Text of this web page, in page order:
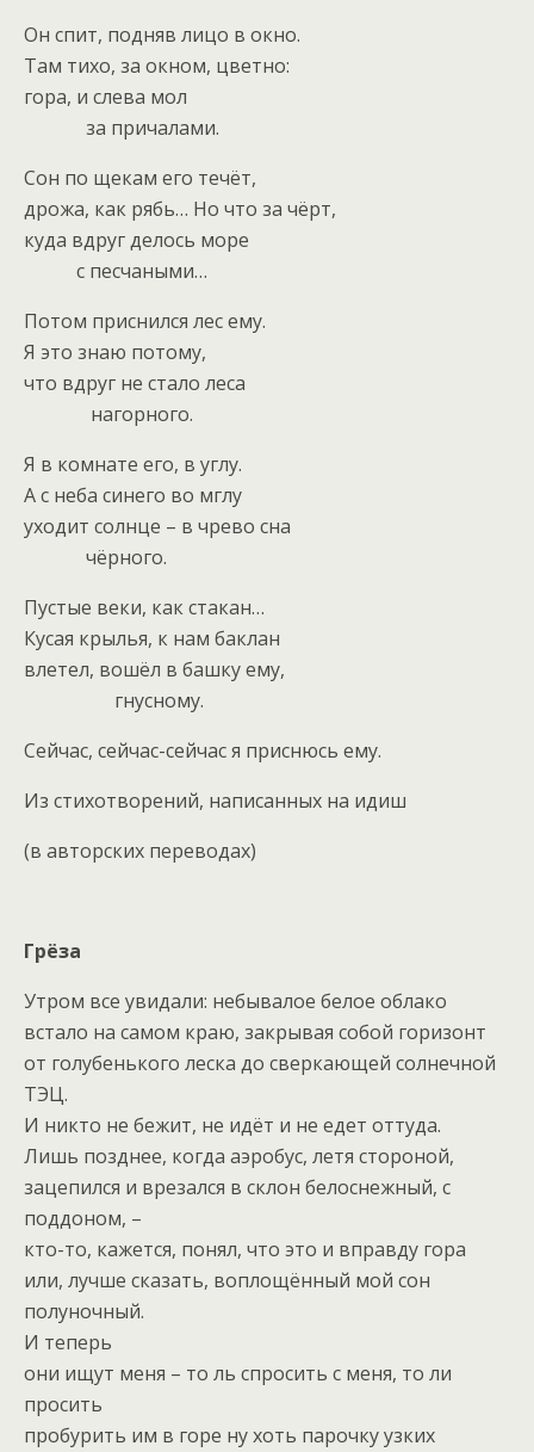
Он спит, подняв лицо в окно.
Там тихо, за окном, цветно:
гора, и слева мол
за причалами.
Сон по щекам его течёт,
дрожа, как рябь… Но что за чёрт,
куда вдруг делось море
с песчаными…
Потом приснился лес ему.
Я это знаю потому,
что вдруг не стало леса
нагорного.
Я в комнате его, в углу.
А с неба синего во мглу
уходит солнце – в чрево сна
чёрного.
Пустые веки, как стакан…
Кусая крылья, к нам баклан
влетел, вошёл в башку ему,
гнусному.
Сейчас, сейчас-сейчас я приснюсь ему.
Из стихотворений, написанных на идиш
(в авторских переводах)
Грёза
Утром все увидали: небывалое белое облако
встало на самом краю, закрывая собой горизонт
от голубенького леска до сверкающей солнечной
ТЭЦ.
И никто не бежит, не идёт и не едет оттуда.
Лишь позднее, когда аэробус, летя стороной,
зацепился и врезался в склон белоснежный, с
поддоном, –
кто-то, кажется, понял, что это и вправду гора
или, лучше сказать, воплощённый мой сон
полуночный.
И теперь
они ищут меня – то ль спросить с меня, то ли
просить
пробурить им в горе ну хоть парочку узких